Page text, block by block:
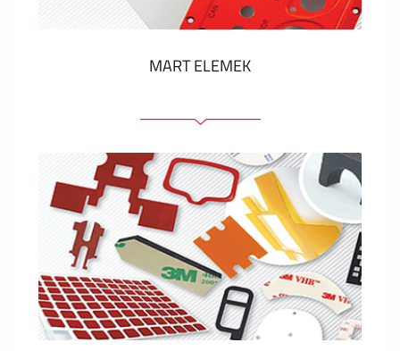
MUTASS TÖBBET
MART ELEMEK
Előlapok (elülső, tartó)
Anodizált panelek
Színes panelek
Panelek szerelőelemekkel
Gravírozott címkék
MUTASS TÖBBET